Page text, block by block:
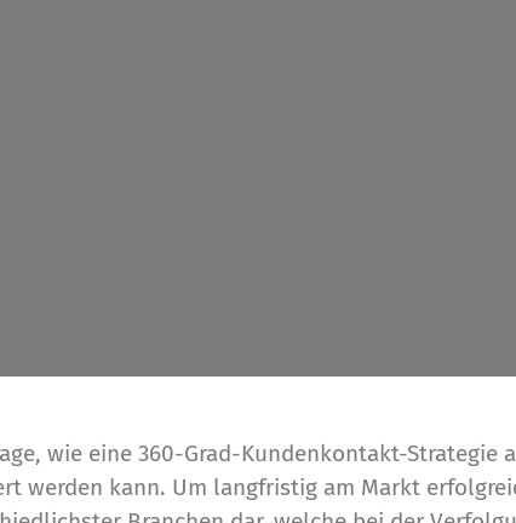
wie eine 360-Grad-Kundenkontakt-Strategie
werden kann. Um langfristig am Markt